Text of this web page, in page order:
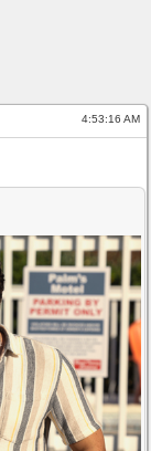
4:53:16 AM